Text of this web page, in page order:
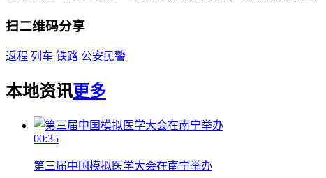
扫二维码分享
返程 列车 铁路 公安民警
本地资讯更多
00:35
第三届中国模拟医学大会在南宁举办